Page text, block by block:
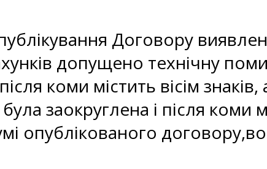
Договору
допущено технічну
коми містить вісім знаків,
заокруглена і після коми
опублікованого